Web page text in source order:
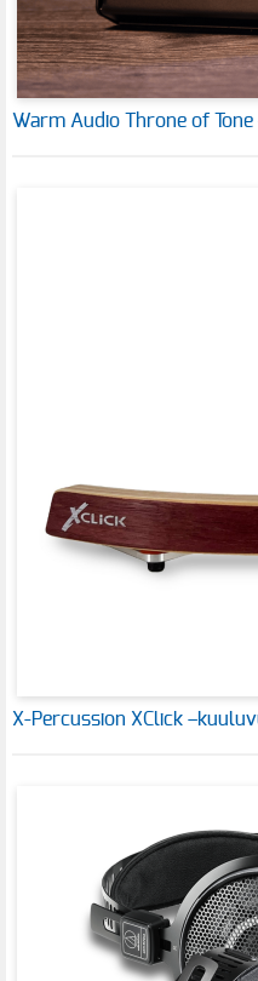
Warm Audio Throne of Tone
X-Percussion XClick